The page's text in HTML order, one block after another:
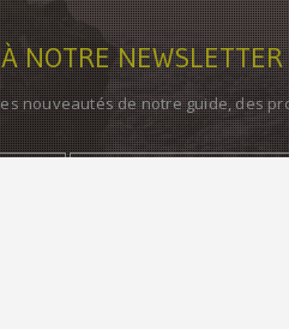
NOTRE NEWSLETTER
nouveautés de notre guide, des